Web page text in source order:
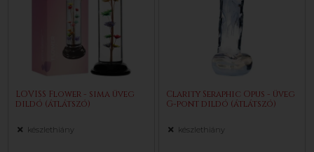
LOVISS Flower - sima üveg
dildó (átlátszó)
készlethiány
Clarity Seraphic Opus - üveg
G-pont dildó (átlátszó)
készlethiány